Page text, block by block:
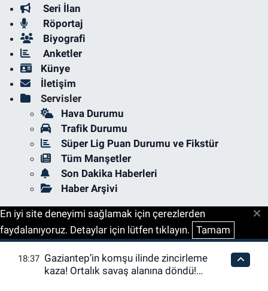
Seri İlan
Röportaj
Biyografi
Anketler
Künye
İletişim
Servisler
Hava Durumu
Trafik Durumu
Süper Lig Puan Durumu ve Fikstür
Tüm Manşetler
Son Dakika Haberleri
Haber Arşivi
En iyi site deneyimi sağlamak için çerezlerden
faydalanıyoruz. Detaylar için lütfen tıklayın. Tamam
18:37 Gaziantep’in komşu ilinde zincirleme
kaza! Ortalık savaş alanına döndü!